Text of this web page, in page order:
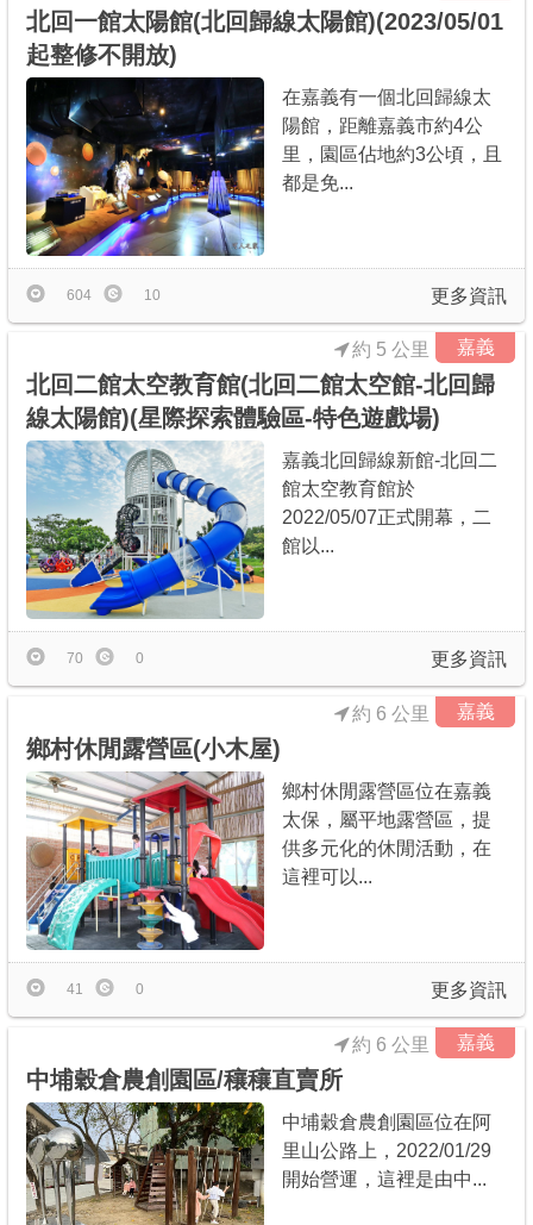
北回一館太陽館(北回歸線太陽館)(2023/05/01
起整修不開放)
在嘉義有一個北回歸線太
陽館，距離嘉義市約4公
里，園區佔地約3公頃，且
都是免...
更多資訊
604 10
嘉義
約 5 公里
北回二館太空教育館(北回二館太空館-北回歸
線太陽館)(星際探索體驗區-特色遊戲場)
嘉義北回歸線新館-北回二
館太空教育館於
2022/05/07正式開幕，二
館以...
更多資訊
70 0
嘉義
約 6 公里
鄉村休閒露營區(小木屋)
鄉村休閒露營區位在嘉義
太保，屬平地露營區，提
供多元化的休閒活動，在
這裡可以...
更多資訊
41 0
嘉義
約 6 公里
中埔穀倉農創園區/穰穰直賣所
中埔穀倉農創園區位在阿
里山公路上，2022/01/29
開始營運，這裡是由中...